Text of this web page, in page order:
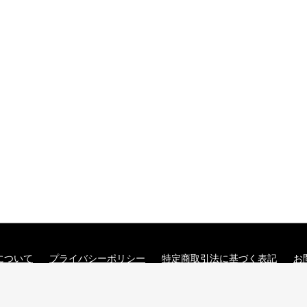
ついて プライバシーポリシー 特定商取引法に基づく表記 お